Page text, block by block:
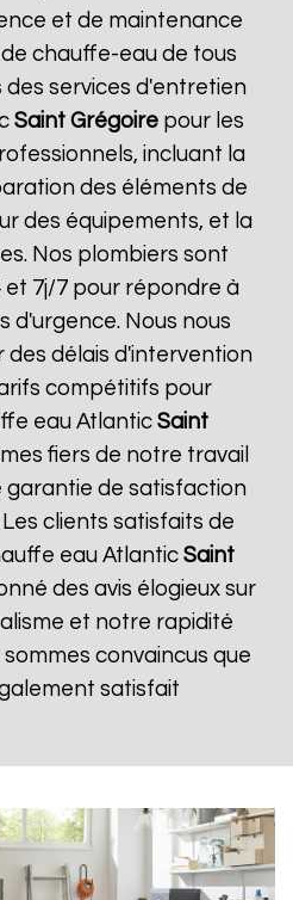
et de maintenance
chauffe-eau de tous
des services d'entretien
Saint Grégoire pour les
incluant la
des éléments de
des équipements, et la
Nos plombiers sont
et 7j/7 pour répondre à
d'urgence. Nous nous
des délais d'intervention
compétitifs pour
eau AtlanticSaint
fiers de notre travail
garantie de satisfaction
clients satisfaits de
eau AtlanticSaint
des avis élogieux sur
et notre rapidité
convaincus que
satisfait